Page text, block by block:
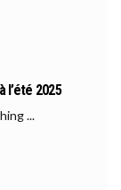
l’été 2025
...